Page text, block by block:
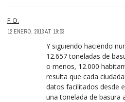
F. D.
12 ENERO, 2013 AT 19:53
Y siguiendo haciendo
12.657 toneladas de
o menos, 12.000
resulta que cada
datos facilitados desde
una tonelada de basura